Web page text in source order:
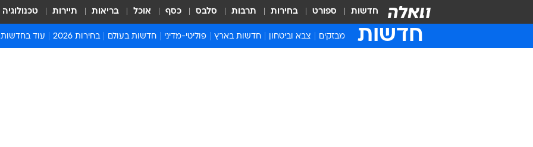
חדשות ספורט בחירות תרבות סלבס כסף אוכל בריאות תיירות טכנולוגיה
חדשות מבזקים צבא וביטחון חדשות בארץ פוליטי-מדיני חדשות בעולם בחירות 2026 עוד בחדשות